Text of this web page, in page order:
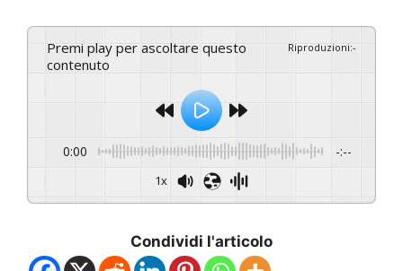
Premi play per ascoltare questo
contenuto
Riproduzioni:-
0:00 -:--
1x
Condividi l'articolo